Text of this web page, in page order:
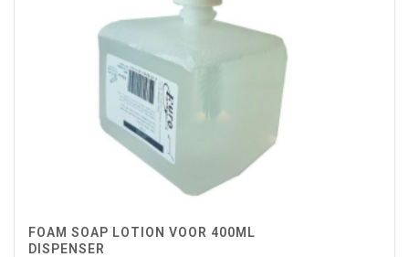
FOAM SOAP LOTION VOOR 400ML
DISPENSER